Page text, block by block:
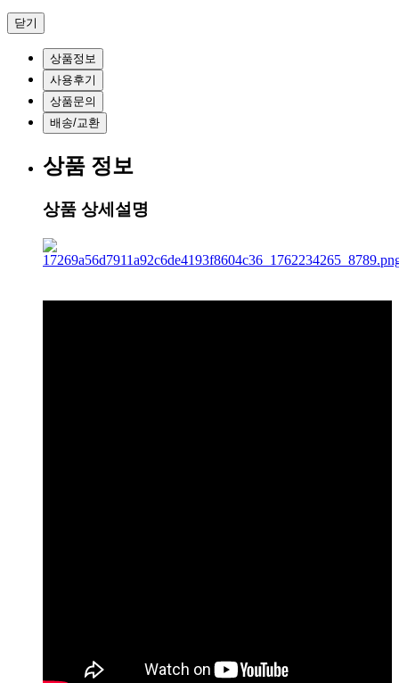
닫기
상품정보
사용후기
상품문의
배송/교환
상품 정보
상품 상세설명